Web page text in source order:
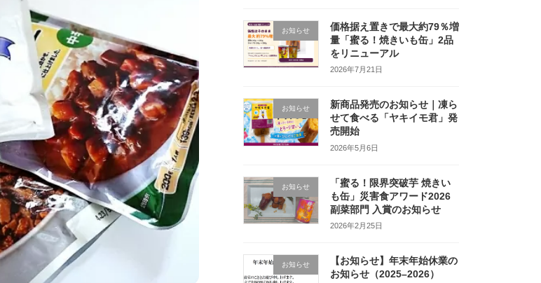
お知らせ
価格据え置きで最大約79％増
量「蜜る！焼きいも缶」2品
をリニューアル
2026年7月21日
お知らせ
新商品発売のお知らせ｜凍ら
せて食べる「ヤキイモ君」発
売開始
2026年5月6日
お知らせ
「蜜る！限界突破芋 焼きい
も缶」災害食アワード2026
副菜部門 入賞のお知らせ
2026年2月25日
お知らせ
【お知らせ】年末年始休業の
お知らせ（2025–2026）